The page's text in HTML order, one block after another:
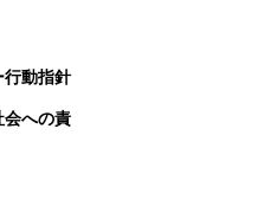
行動指針
会への責